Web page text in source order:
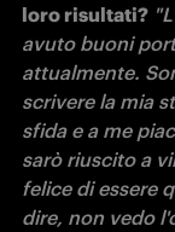
loro risultati?
avuto buoni
attualmente.
scrivere la mia
sfida e a me
sarò riuscito a
felice di essere
dire, non vedo